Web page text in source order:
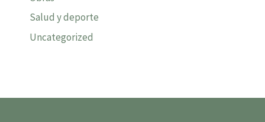
Salud y deporte
Uncategorized